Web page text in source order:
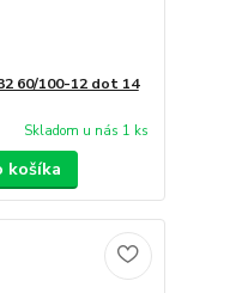
60/100-12 dot 14
Skladom u nás 1 ks
košíka